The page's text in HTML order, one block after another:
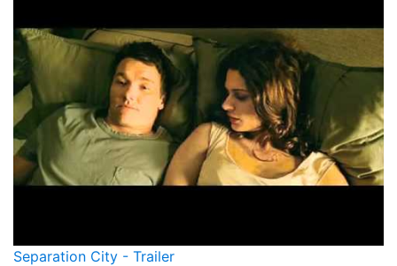
Separation City - Trailer